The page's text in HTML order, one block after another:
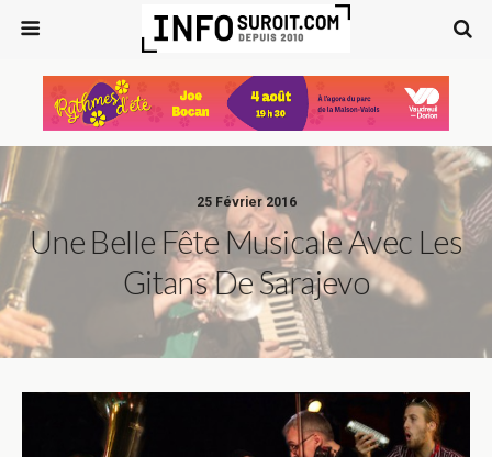
25 Février 2016
Une Belle Fête Musicale Avec Les
Gitans De Sarajevo